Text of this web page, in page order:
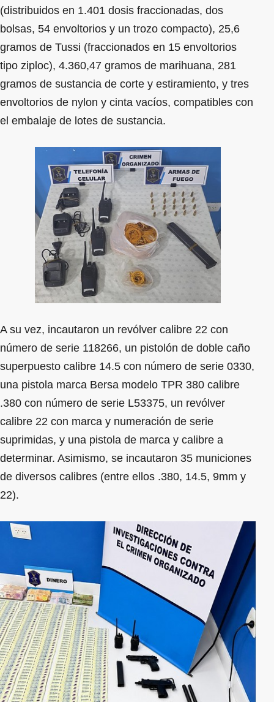
(distribuidos en 1.401 dosis fraccionadas, dos
bolsas, 54 envoltorios y un trozo compacto), 25,6
gramos de Tussi (fraccionados en 15 envoltorios
tipo ziploc), 4.360,47 gramos de marihuana, 281
gramos de sustancia de corte y estiramiento, y tres
envoltorios de nylon y cinta vacíos, compatibles con
el embalaje de lotes de sustancia.
A su vez, incautaron un revólver calibre 22 con
número de serie 118266, un pistolón de doble caño
superpuesto calibre 14.5 con número de serie 0330,
una pistola marca Bersa modelo TPR 380 calibre
.380 con número de serie L53375, un revólver
calibre 22 con marca y numeración de serie
suprimidas, y una pistola de marca y calibre a
determinar. Asimismo, se incautaron 35 municiones
de diversos calibres (entre ellos .380, 14.5, 9mm y
22).